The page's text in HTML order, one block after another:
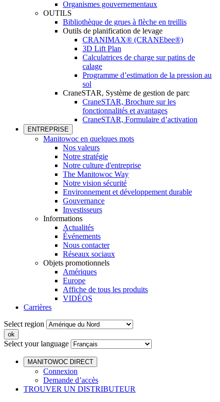
Organismes gouvernementaux
OUTILS
Bibliothèque de grues à flèche en treillis
Outils de planification de levage
CRANIMAX® (CRANEbee®)
3D Lift Plan
Calculatrices de charge sur patins de
calage
Programme d’estimation de la pression au
sol
CraneSTAR, Système de gestion de parc
CraneSTAR, Brochure sur les
fonctionnalités et avantages
CraneSTAR, Formulaire d’activation
ENTREPRISE
Manitowoc en quelques mots
Nos valeurs
Notre stratégie
Notre culture d'entreprise
The Manitowoc Way
Notre vision sécurité
Environnement et développement durable
Gouvernance
Investisseurs
Informations
Actualités
Événements
Nous contacter
Réseaux sociaux
Objets promotionnels
Amériques
Europe
Affiche de tous les produits
VIDÉOS
Carrières
Select region
Select your language
MANITOWOC DIRECT
Connexion
Demande d’accès
TROUVER UN DISTRIBUTEUR